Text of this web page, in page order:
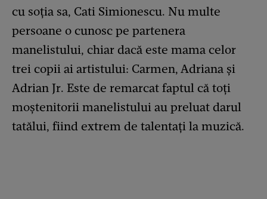
cu soția sa, Cati Simionescu. Nu multe
persoane o cunosc pe partenera
manelistului, chiar dacă este mama celor
trei copii ai artistului: Carmen, Adriana și
Adrian Jr. Este de remarcat faptul că toți
moștenitorii manelistului au preluat darul
tatălui, fiind extrem de talentați la muzică.